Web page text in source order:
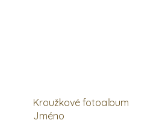
Kroužkové fotoalbum
Jméno